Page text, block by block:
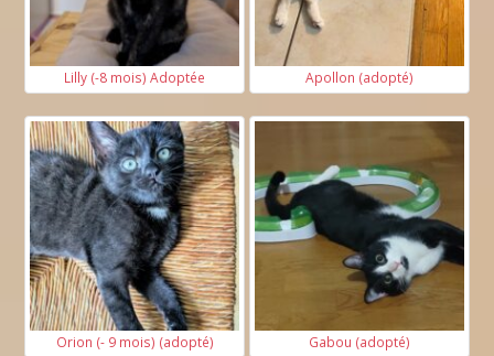
Lilly (-8 mois) Adoptée Apollon (adopté)
Orion (- 9 mois) (adopté) Gabou (adopté)